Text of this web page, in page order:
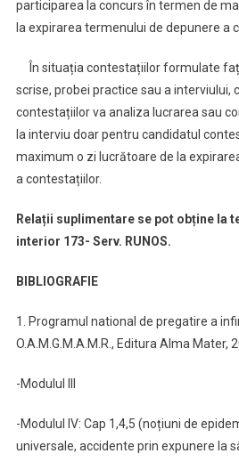
participarea la concurs în termen de
la expirarea termenului de depunere a
În situația contestațiilor formulate
scrise, probei practice sau a interviului,
contestațiilor va analiza lucrarea sau
la interviu doar pentru candidatul
maximum o zi lucrătoare de la
a contestațiilor.
Relații suplimentare se pot obține la
interior 173- Serv. RUNOS.
BIBLIOGRAFIE
1. Programul national de pregatire a
O.A.M.G.M.A.M.R., Editura Alma Mater,
-Modulul III
-Modulul IV: Cap 1,4,5 (noțiuni de
universale, accidente prin expunere la